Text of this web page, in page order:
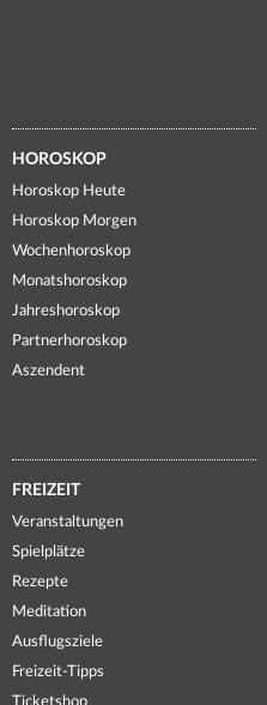
HOROSKOP
Horoskop Heute
Horoskop Morgen
Wochenhoroskop
Monatshoroskop
Jahreshoroskop
Partnerhoroskop
Aszendent
FREIZEIT
Veranstaltungen
Spielplätze
Rezepte
Meditation
Ausflugsziele
Freizeit-Tipps
Ticketshop